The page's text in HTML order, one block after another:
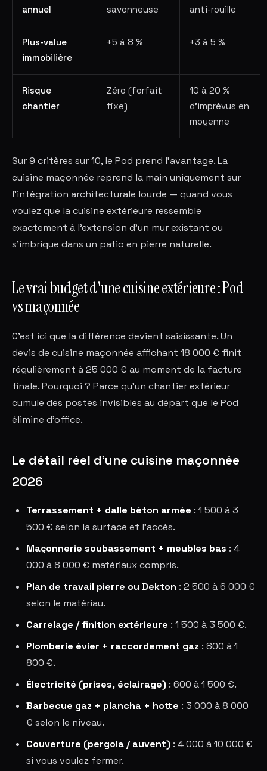
annuel
savonneuse
anti-rouille
Plus-value
immobilière
+5 à 8 % +3 à 5 %
Risque
chantier
Zéro (forfait
fixe)
10 à 20 %
d'imprévus en
moyenne
Sur 9 critères sur 10, le Pod prend l'avantage. La
cuisine maçonnée reprend la main uniquement sur
l'intégration architecturale lourde — quand vous
voulez que la cuisine extérieure ressemble
exactement à l'extension d'un mur existant ou
s'imbrique dans un patio en pierre naturelle.
Le vrai budget d'une cuisine extérieure : Pod
vs maçonnée
C'est ici que la différence devient saisissante. Un
devis de cuisine maçonnée affichant 18 000 € finit
régulièrement à 25 000 € au moment de la facture
finale. Pourquoi ? Parce qu'un chantier extérieur
cumule des postes invisibles au départ que le Pod
élimine d'office.
Le détail réel d'une cuisine maçonnée
2026
Terrassement + dalle béton armée : 1 500 à 3
500 € selon la surface et l'accès.
Maçonnerie soubassement + meubles bas : 4
000 à 8 000 € matériaux compris.
Plan de travail pierre ou Dekton : 2 500 à 6 000 €
selon le matériau.
Carrelage / finition extérieure : 1 500 à 3 500 €.
Plomberie évier + raccordement gaz : 800 à 1
800 €.
Électricité (prises, éclairage) : 600 à 1 500 €.
Barbecue gaz + plancha + hotte : 3 000 à 8 000
€ selon le niveau.
Couverture (pergola / auvent) : 4 000 à 10 000 €
si vous voulez fermer.